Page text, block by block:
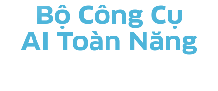
Bộ Công Cụ
AI Toàn Năng